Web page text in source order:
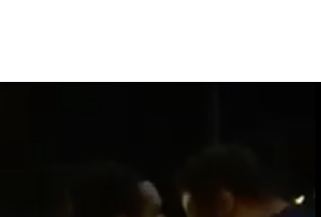
Mondiali calcio 2026